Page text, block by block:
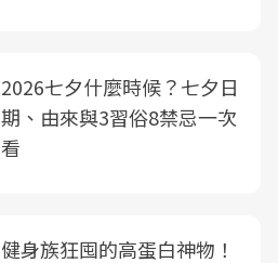
2026七夕什麼時候？七夕日
期、由來與3習俗8禁忌一次
看
健身族狂囤的高蛋白神物！